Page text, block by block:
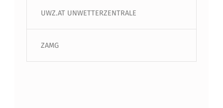
UWZ.AT UNWETTERZENTRALE
ZAMG